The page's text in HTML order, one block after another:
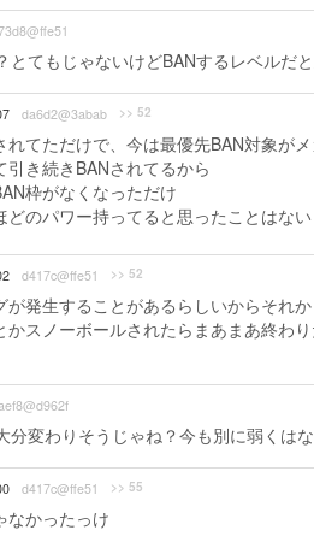
とてもじゃないけどBANするレベルだ
da6d2@3abab >> 52
れてただけで、今は最優先BAN対象が
き続きBANされてるから
枠がなくなっただけ
のパワー持ってると思ったことはない
d417c@ffe51 >> 52
が発生することがあるらしいからそれ
スノーボールされたらまあまあ終わ
変わりそうじゃね？今も別に弱くはな
d417c@ffe51 >> 55
なかったっけ